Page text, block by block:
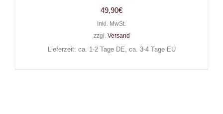
49,90€
Inkl. MwSt.
zzgl. Versand
Lieferzeit: ca. 1-2 Tage DE, ca. 3-4 Tage EU